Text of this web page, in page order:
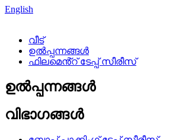
English
വീട്
ഉൽപ്പന്നങ്ങൾ
ഫിലമെൻ്റ് ടേപ്പ് സീരീസ്
ഉൽപ്പന്നങ്ങൾ
വിഭാഗങ്ങൾ